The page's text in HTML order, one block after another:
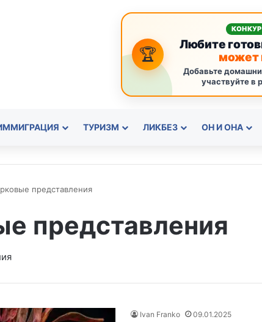
🏆
Любите
может
Добавьте
участвуйте в
ТУРИЗМ ЛИКБЕЗ ОН И ОНА
представления
представления
Ivan Franko 09.01.2025